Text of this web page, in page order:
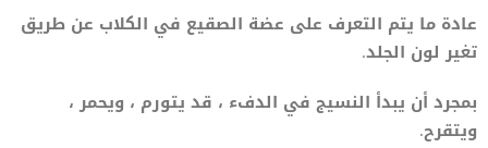
عادة ما يتم التعرف على عضة الصقيع في الكلاب عن طريق
تغير لون الجلد.
بمجرد أن يبدأ النسيج في الدفء ، قد يتورم ، ويحمر ،
ويتقرح.